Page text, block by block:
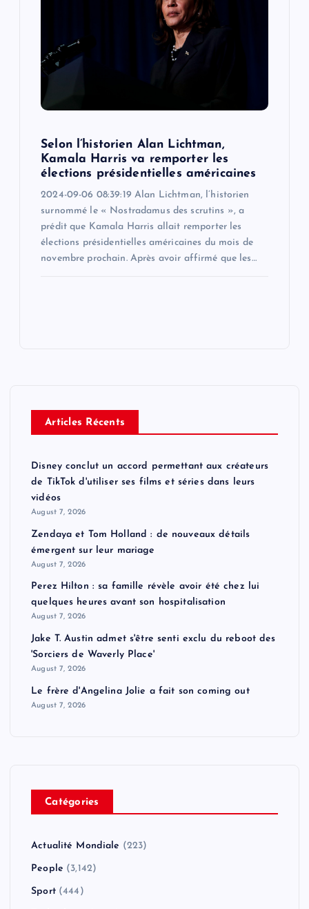
Selon l’historien Alan Lichtman,
Kamala Harris va remporter les
élections présidentielles américaines
2024-09-06 08:39:19 Alan Lichtman, l’historien
surnommé le « Nostradamus des scrutins », a
prédit que Kamala Harris allait remporter les
élections présidentielles américaines du mois de
novembre prochain. Après avoir affirmé que les…
Articles Récents
Disney conclut un accord permettant aux créateurs
de TikTok d'utiliser ses films et séries dans leurs
vidéos
August 7, 2026
Zendaya et Tom Holland : de nouveaux détails
émergent sur leur mariage
August 7, 2026
Perez Hilton : sa famille révèle avoir été chez lui
quelques heures avant son hospitalisation
August 7, 2026
Jake T. Austin admet s'être senti exclu du reboot des
'Sorciers de Waverly Place'
August 7, 2026
Le frère d'Angelina Jolie a fait son coming out
August 7, 2026
Catégories
Actualité Mondiale (223)
People (3,142)
Sport(444)